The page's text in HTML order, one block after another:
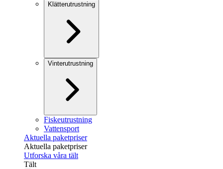
Klätterutrustning
Vinterutrustning
Fiskeutrustning
Vattensport
Aktuella paketpriser
Aktuella paketpriser
Utforska våra tält
Tält